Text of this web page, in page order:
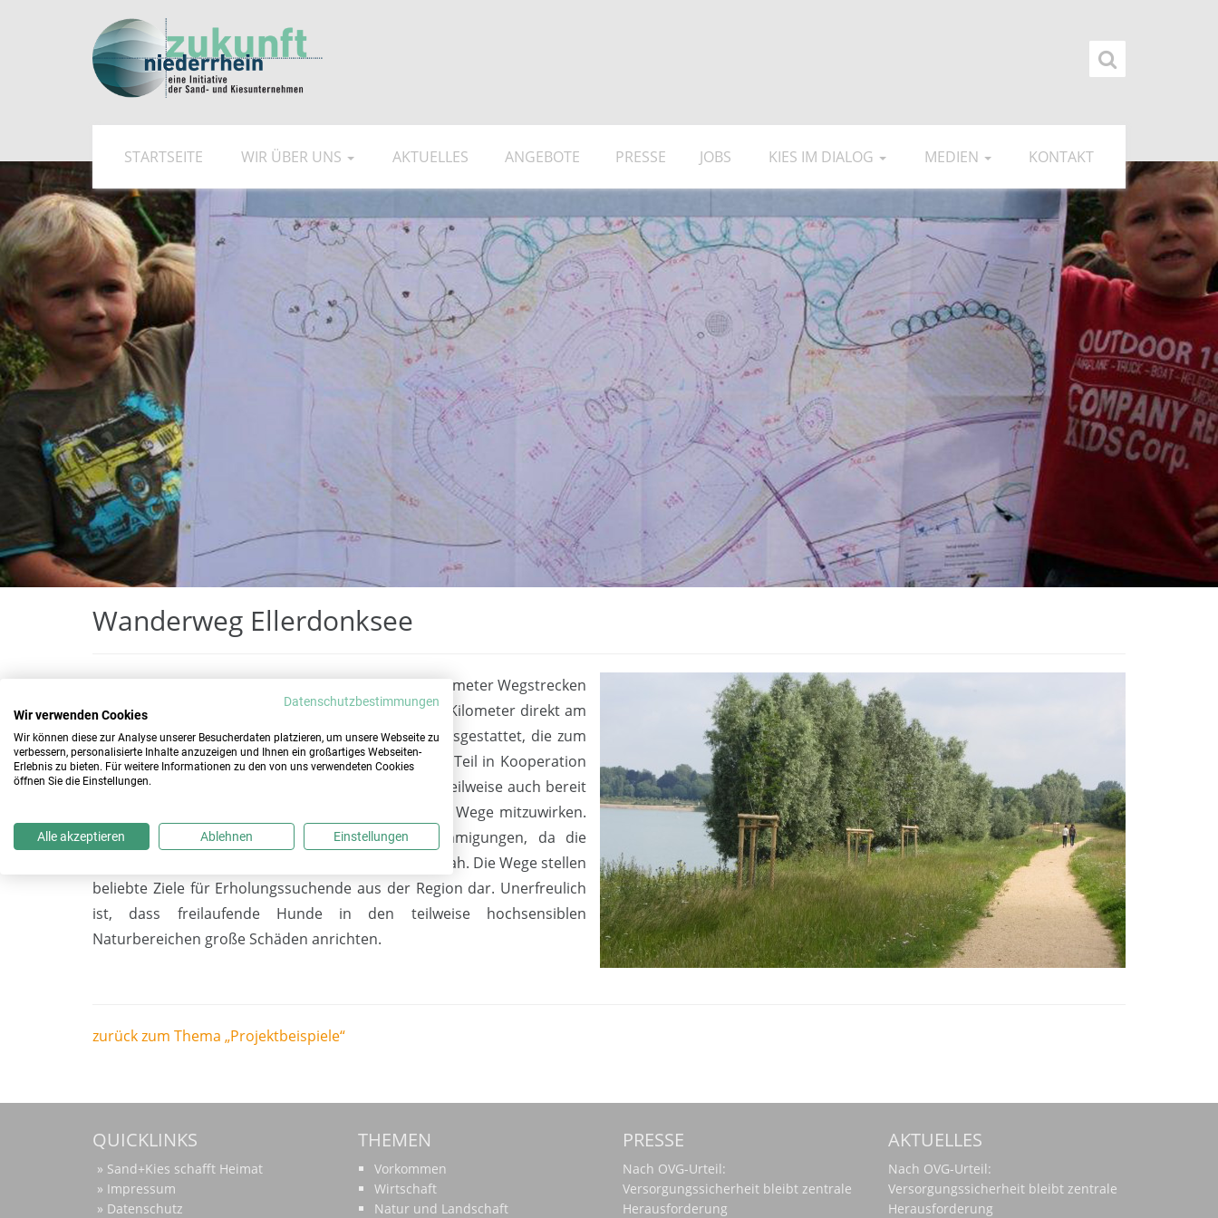
STARTSEITE WIR ÜBER UNS AKTUELLES ANGEBOTE PRESSE JOBS KIES IM DIALOG MEDIEN KONTAKT
Wanderweg Ellerdonksee
Insgesamt gibt es bei Holemans bereits fast drei Kilometer Wegstrecken
an insgesamt vier Gewässern, davon mehr als zwei Kilometer direkt am
Wasser. Sie sind mit Sitzbänken und Rastplätzen ausgestattet, die zum
Verweilen einladen. Entstanden sind die Wege zum Teil in Kooperation
mit örtlichen Sport- oder Heimatvereinen, die sich teilweise auch bereit
erklärt haben, bei der Unterhaltung und Pflege der Wege mitzuwirken.
Jeder dieser Wege erforderte aufwändige Genehmigungen, da die
Abbaugenehmigung derartige Strukturen nicht vorsah. Die Wege stellen
beliebte Ziele für Erholungssuchende aus der Region dar. Unerfreulich
ist, dass freilaufende Hunde in den teilweise hochsensiblen
Naturbereichen große Schäden anrichten.
zurück zum Thema „Projektbeispiele“
QUICKLINKS
Sand+Kies schafft Heimat
Impressum
Datenschutz
THEMEN
Vorkommen
Wirtschaft
Natur und Landschaft
PRESSE
Nach OVG-Urteil:
Versorgungssicherheit bleibt zentrale
Herausforderung
AKTUELLES
Nach OVG-Urteil:
Versorgungssicherheit bleibt zentrale
Herausforderung
Datenschutzbestimmungen
Wir verwenden Cookies
Wir können diese zur Analyse unserer Besucherdaten platzieren, um unsere Webseite zu
verbessern, personalisierte Inhalte anzuzeigen und Ihnen ein großartiges Webseiten-
Erlebnis zu bieten. Für weitere Informationen zu den von uns verwendeten Cookies
öffnen Sie die Einstellungen.
Alle akzeptieren Ablehnen Einstellungen